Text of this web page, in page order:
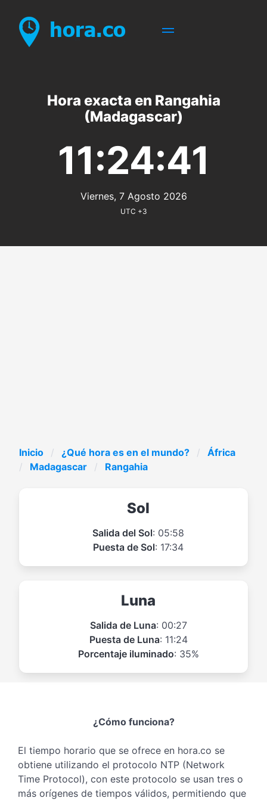
Hora exacta en Rangahia
(Madagascar)
11:24:41
Viernes, 7 Agosto 2026
UTC +3
Inicio ¿Qué hora es en el mundo?
África
Madagascar
Rangahia
Sol
Salida del Sol: 05:58
Puesta de Sol: 17:34
Luna
Salida de Luna: 00:27
Puesta de Luna: 11:24
Porcentaje iluminado: 35%
¿Cómo funciona?
El tiempo horario que se ofrece en hora.co se
obtiene utilizando el protocolo NTP (Network
Time Protocol), con este protocolo se usan tres o
más orígenes de tiempos válidos, permitiendo que